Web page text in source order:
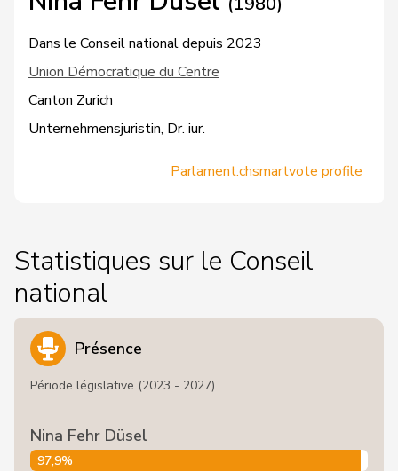
Dans le Conseil national depuis 2023
Union Démocratique du Centre
Canton Zurich
Unternehmensjuristin, Dr. iur.
Parlament.chsmartvote profile
Statistiques sur le Conseil
national
Présence
Période législative (2023 - 2027)
Nina Fehr Düsel
97,9%